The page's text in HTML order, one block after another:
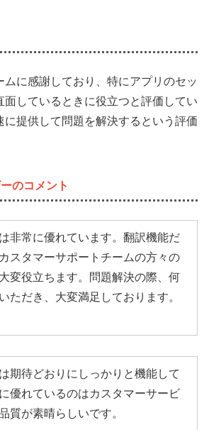
ムに感謝しており、特にアプリのセッ
面しているときに役立つと評価してい
に提供して問題を解決するという評価
のコメント
非常に優れています。翻訳機能だ
スタマーサポートチームの方々の
変役立ちます。問題解決の際、何
ただき、大変満足しております。
期待どおりにしっかりと機能して
優れているのはカスタマーサービ
質が素晴らしいです。